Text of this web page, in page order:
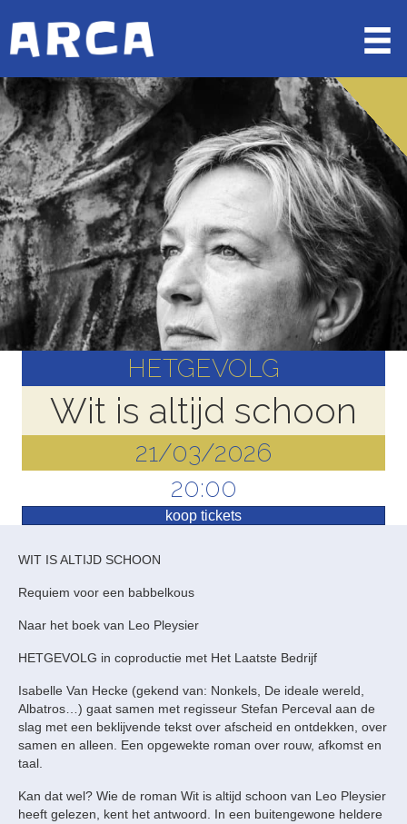
HETGEVOLG
Wit is altijd schoon
21/03/2026
20:00
koop tickets
WIT IS ALTIJD SCHOON
Requiem voor een babbelkous
Naar het boek van Leo Pleysier
HETGEVOLG in coproductie met Het Laatste Bedrijf
Isabelle Van Hecke (gekend van: Nonkels, De ideale wereld,
Albatros…) gaat samen met regisseur Stefan Perceval aan de
slag met een beklijvende tekst over afscheid en ontdekken, over
samen en alleen. Een opgewekte roman over rouw, afkomst en
taal.
Kan dat wel? Wie de roman Wit is altijd schoon van Leo Pleysier
heeft gelezen, kent het antwoord. In een buitengewone heldere